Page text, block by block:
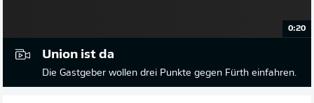
0:20
Union ist da
Die Gastgeber wollen drei Punkte gegen Fürth einfahren.